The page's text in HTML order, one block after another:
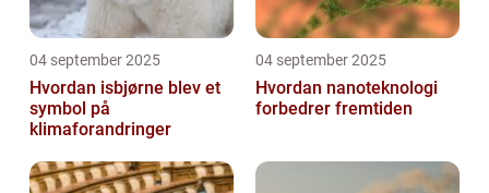
04 september 2025
Hvordan isbjørne blev et
symbol på
klimaforandringer
04 september 2025
Hvordan nanoteknologi
forbedrer fremtiden